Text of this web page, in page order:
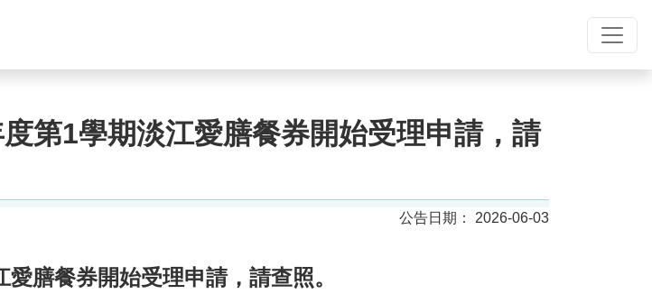
第1學期淡江愛膳餐券開始受理申請，請
2026-06-03
膳餐券開始受理申請，請查照。